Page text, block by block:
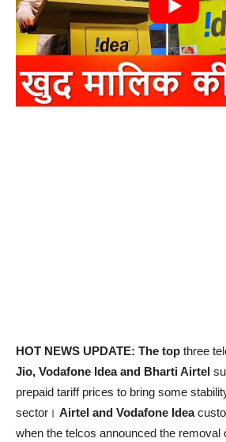
HOT NEWS UPDATE: The top three
Jio, Vodafone Idea and Bharti Airtel
prepaid tariff prices to bring some
sector। Airtel and Vodafone Idea
when the telcos announced the removal